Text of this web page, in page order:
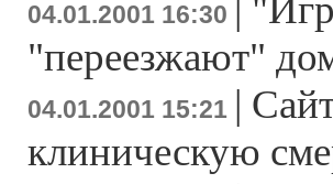
04.01.2001 16:30 |
"переезжают"
04.01.2001 15:21 |
клиническую